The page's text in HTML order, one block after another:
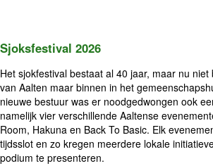
Sjoksfestival 2026
Het sjokfestival bestaat al 40 jaar, maar nu
van Aalten maar binnen in het
nieuwe bestuur was er noodgedwongen ook
namelijk vier verschillende Aaltense
Room, Hakuna en Back To Basic. Elk
tijdsslot en zo kregen meerdere lokale
podium te presenteren.